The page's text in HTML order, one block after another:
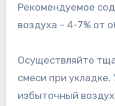
Рекомендуемое
воздуха – 4-7% от
Осуществляйте
смеси при
избыточный